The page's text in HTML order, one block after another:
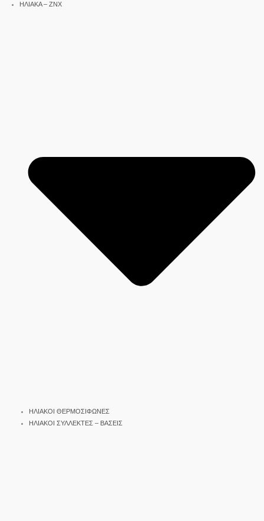
ΗΛΙΑΚΑ – ΖΝΧ
ΗΛΙΑΚΟΙ ΘΕΡΜΟΣΙΦΩΝΕΣ
ΗΛΙΑΚΟΙ ΣΥΛΛΕΚΤΕΣ – ΒΑΣΕΙΣ